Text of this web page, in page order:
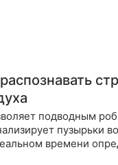
подводным
пузырьки
времени